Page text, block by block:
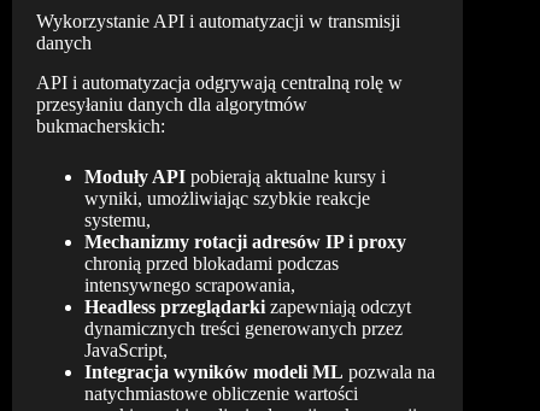
Wykorzystanie API i automatyzacji w transmisji
danych
API i automatyzacja odgrywają centralną rolę w
przesyłaniu danych dla algorytmów
bukmacherskich:
Moduły API pobierają aktualne kursy i
wyniki, umożliwiając szybkie reakcje
systemu,
Mechanizmy rotacji adresów IP i proxy
chronią przed blokadami podczas
intensywnego scrapowania,
Headless przeglądarki zapewniają odczyt
dynamicznych treści generowanych przez
JavaScript,
Integracja wyników modeli ML pozwala na
natychmiastowe obliczenie wartości